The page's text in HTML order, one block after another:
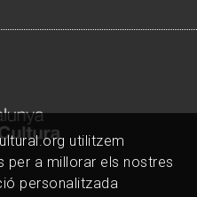
utilitzem
a millorar els nostres
personalitzada